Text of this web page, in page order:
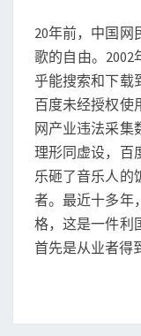
20年前，中国网
歌的自由。2002
乎能搜索和下载
百度未经授权使
网产业违法采集
理形同虚设，百
乐砸了音乐人的
者。最近十多年
格，这是一件利
首先是从业者得